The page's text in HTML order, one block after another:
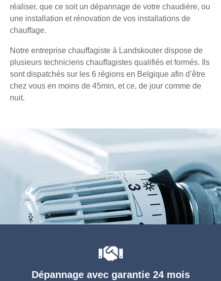
réaliser, que ce soit un dépannage de votre chaudière, ou
une installation et rénovation de vos installations de
chauffage.
Notre entreprise chauffagiste à Landskouter dispose de
plusieurs techniciens chauffagistes qualifiés et formés. Ils
sont dispatchés sur les 6 régions en Belgique afin d’être
chez vous en moins de 45min, et ce, de jour comme de
nuit.
Dépannage avec garantie 24 mois
Chauffage agréé